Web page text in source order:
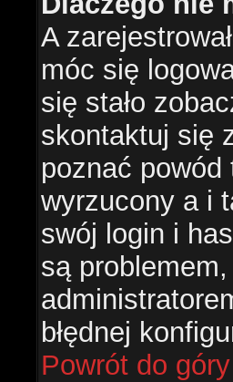
A
móc się
się stało
skontaktuj się
poznać powód
wyrzucony a i
swój login i
są
błędnej
Powrót do góry